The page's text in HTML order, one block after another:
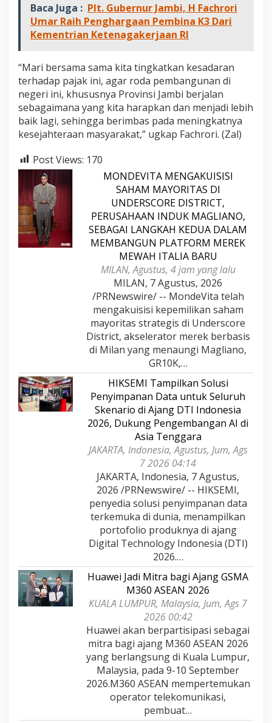
Baca Juga : Plt. Gubernur Jambi, H Fachrori
Umar Raih Penghargaan Pembina K3 Dari
Kementrian Ketenagakerjaan RI
“Mari bersama sama kita tingkatkan kesadaran
terhadap pajak ini, agar roda pembangunan di
negeri ini, khususnya Provinsi Jambi berjalan
sebagaimana yang kita harapkan dan menjadi lebih
baik lagi, sehingga berimbas pada meningkatnya
kesejahteraan masyarakat,” ugkap Fachrori. (Zal)
Post Views: 170
MONDEVITA MENGAKUISISI
SAHAM MAYORITAS DI
UNDERSCORE DISTRICT,
PERUSAHAAN INDUK MAGLIANO,
SEBAGAI LANGKAH KEDUA DALAM
MEMBANGUN PLATFORM MEREK
MEWAH ITALIA BARU
MILAN, Agustus, 4 jam yang lalu
MILAN, 7 Agustus, 2026
/PRNewswire/ -- MondeVita telah
mengakuisisi kepemilikan saham
mayoritas strategis di Underscore
District, akselerator merek berbasis
di Milan yang menaungi Magliano,
GR10K,…
HIKSEMI Tampilkan Solusi
Penyimpanan Data untuk Seluruh
Skenario di Ajang DTI Indonesia
2026, Dukung Pengembangan AI di
Asia Tenggara
JAKARTA, Indonesia, Agustus, Jum, Ags
7 2026 04:14
JAKARTA, Indonesia, 7 Agustus,
2026 /PRNewswire/ -- HIKSEMI,
penyedia solusi penyimpanan data
terkemuka di dunia, menampilkan
portofolio produknya di ajang
Digital Technology Indonesia (DTI)
2026.…
Huawei Jadi Mitra bagi Ajang GSMA
M360 ASEAN 2026
KUALA LUMPUR, Malaysia, Jum, Ags 7
2026 00:42
Huawei akan berpartisipasi sebagai
mitra bagi ajang M360 ASEAN 2026
yang berlangsung di Kuala Lumpur,
Malaysia, pada 9-10 September
2026.M360 ASEAN mempertemukan
operator telekomunikasi,
pembuat…